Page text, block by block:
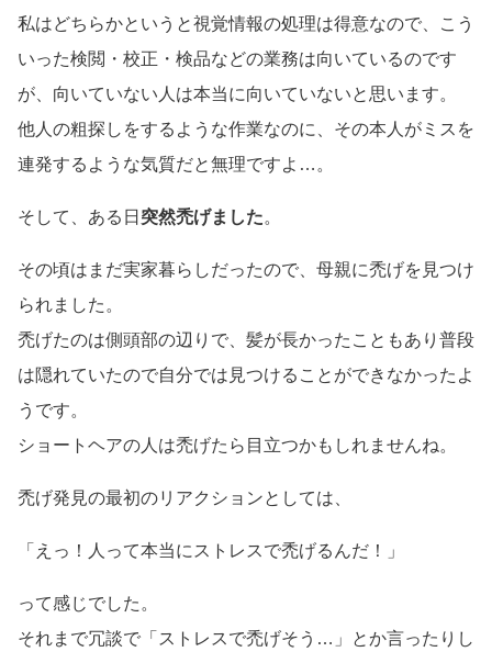
私はどちらかというと視覚情報の処理は得意なので、こう
いった検閲・校正・検品などの業務は向いているのです
が、向いていない人は本当に向いていないと思います。
他人の粗探しをするような作業なのに、その本人がミスを
連発するような気質だと無理ですよ…。
そして、ある日 突然禿げました。
その頃はまだ実家暮らしだったので、母親に禿げを見つけ
られました。
禿げたのは側頭部の辺りで、髪が長かったこともあり普段
は隠れていたので自分では見つけることができなかったよ
うです。
ショートヘアの人は禿げたら目立つかもしれませんね。
禿げ発見の最初のリアクションとしては、
「えっ！人って本当にストレスで禿げるんだ！」
って感じでした。
それまで冗談で「ストレスで禿げそう…」とか言ったりし